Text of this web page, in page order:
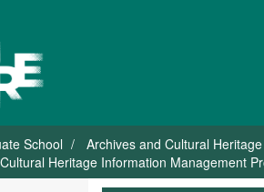
School
Archives and Cultural
Heritage Information Management